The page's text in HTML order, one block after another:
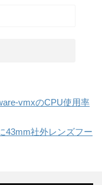
vmxのCPU使用率
43mm社外レンズフー